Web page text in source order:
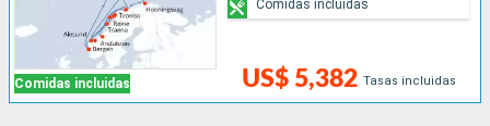
Comidas incluidas US$ 5,382 Tasas incluidas
Comidas incluidas